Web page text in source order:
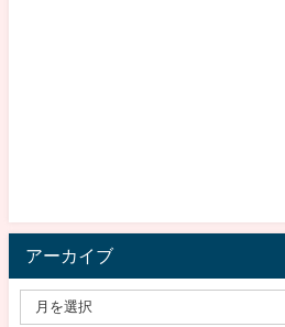
アーカイブ